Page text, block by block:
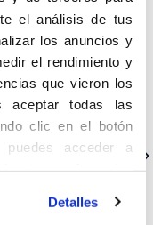
el análisis de tus
los anuncios y
el rendimiento y
que vieron los
aceptar todas las
clic en el botón
puedes acceder a
tus preferencias
información puedes
Detalles
Nuevo. La
reunión con
Propagandistas
en Barcelona de
de Familia y Vida, a
Siguiente